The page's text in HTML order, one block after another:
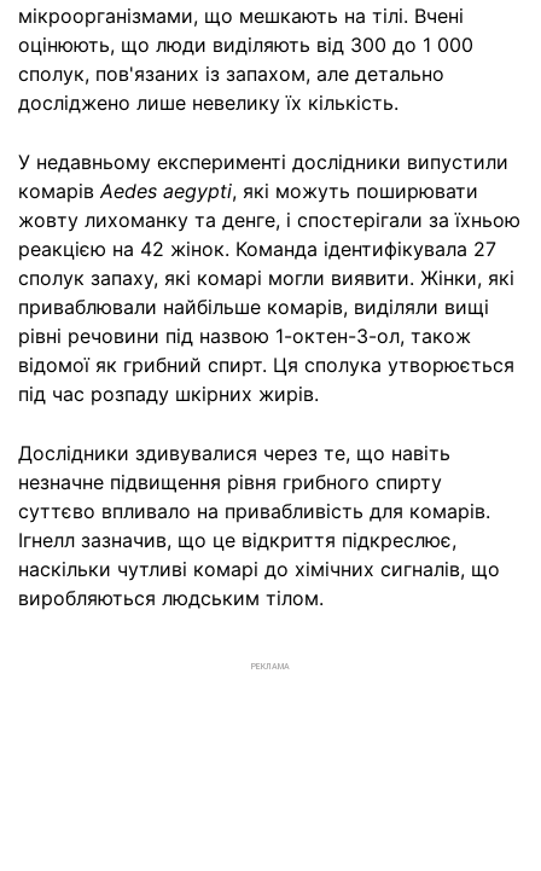
мікроорганізмами, що мешкають на тілі. Вчені
оцінюють, що люди виділяють від 300 до 1 000
сполук, пов'язаних із запахом, але детально
досліджено лише невелику їх кількість.
У недавньому експерименті дослідники випустили
комарів Aedes aegypti, які можуть поширювати
жовту лихоманку та денге, і спостерігали за їхньою
реакцією на 42 жінок. Команда ідентифікувала 27
сполук запаху, які комарі могли виявити. Жінки, які
приваблювали найбільше комарів, виділяли вищі
рівні речовини під назвою 1-октен-3-ол, також
відомої як грибний спирт. Ця сполука утворюється
під час розпаду шкірних жирів.
Дослідники здивувалися через те, що навіть
незначне підвищення рівня грибного спирту
суттєво впливало на привабливість для комарів.
Ігнелл зазначив, що це відкриття підкреслює,
наскільки чутливі комарі до хімічних сигналів, що
виробляються людським тілом.
РЕКЛАМА